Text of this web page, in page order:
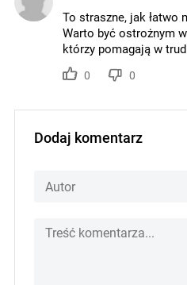
To straszne, jak łatwo
Warto być ostrożnym
którzy pomagają w
0 0
Dodaj komentarz